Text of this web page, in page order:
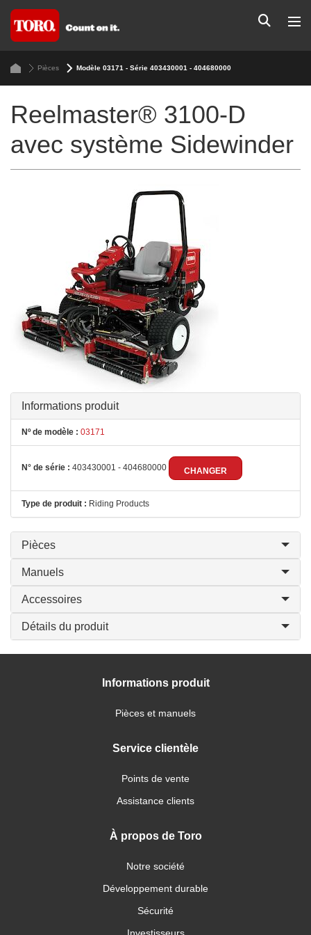
Pièces Modèle 03171 - Série 403430001 - 404680000
Reelmaster® 3100-D
avec système Sidewinder
Informations produit
Nº de modèle : 03171
N° de série : 403430001 - 404680000 CHANGER
Type de produit : Riding Products
Pièces
Manuels
Accessoires
Détails du produit
Informations produit
Pièces et manuels
Service clientèle
Points de vente
Assistance clients
À propos de Toro
Notre société
Développement durable
Sécurité